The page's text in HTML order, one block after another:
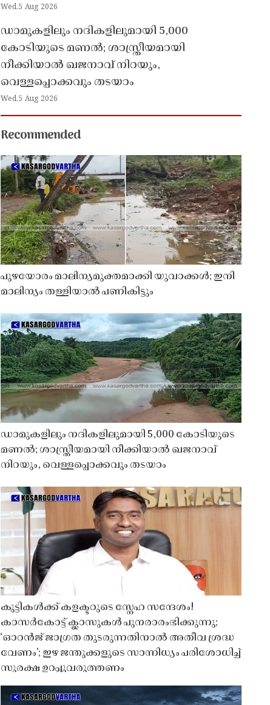
Wed,5 Aug 2026
ഡാമുകളിലും നദികളിലുമായി 5,000
കോടിയുടെ മണൽ; ശാസ്ത്രീയമായി
നീക്കിയാൽ ഖജനാവ് നിറയും,
വെള്ളപ്പൊക്കവും തടയാം
Wed,5 Aug 2026
Recommended
പുഴയോരം മാലിന്യമുക്തമാക്കി യുവാക്കൾ; ഇനി
മാലിന്യം തള്ളിയാൽ പണികിട്ടും
ഡാമുകളിലും നദികളിലുമായി 5,000 കോടിയുടെ
മണൽ; ശാസ്ത്രീയമായി നീക്കിയാൽ ഖജനാവ്
നിറയും, വെള്ളപ്പൊക്കവും തടയാം
കുട്ടികൾക്ക് കളക്ടറുടെ സ്നേഹ സന്ദേശം!
കാസർകോട്ട് ക്ലാസുകൾ പുനരാരംഭിക്കുന്നു;
‘ഓറൻജ് ജാഗ്രത തുടരുന്നതിനാൽ അതീവ ശ്രദ്ധ
വേണം’; ഇഴ ജന്തുക്കളുടെ സാന്നിധ്യം പരിശോധിച്ച്
സുരക്ഷ ഉറപ്പുവരുത്തണം